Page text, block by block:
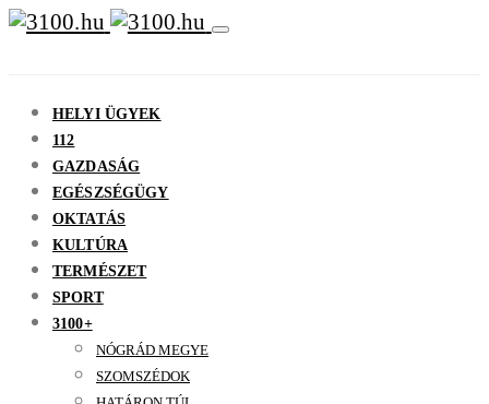
HELYI ÜGYEK
112
GAZDASÁG
EGÉSZSÉGÜGY
OKTATÁS
KULTÚRA
TERMÉSZET
SPORT
3100+
NÓGRÁD MEGYE
SZOMSZÉDOK